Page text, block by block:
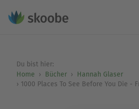
Du bist hier:
Home
Bücher
Hannah Glaser
1000 Places To See Before You Die -